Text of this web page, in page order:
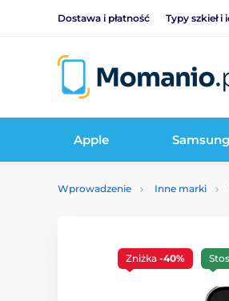
Dostawa i płatność Typy szkieł
Apple Samsung
Wprowadzenie Inne marki
Zniżka -40%